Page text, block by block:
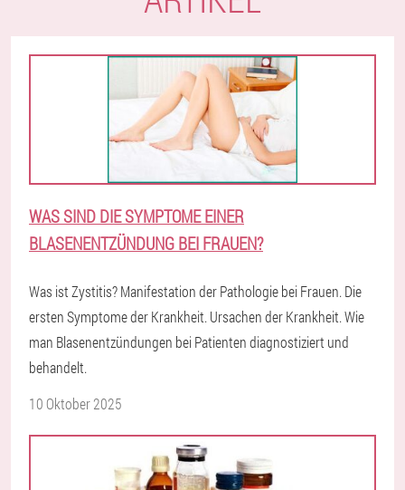
WAS SIND DIE SYMPTOME EINER
BLASENENTZÜNDUNG BEI FRAUEN?
Was ist Zystitis? Manifestation der Pathologie bei Frauen. Die
ersten Symptome der Krankheit. Ursachen der Krankheit. Wie
man Blasenentzündungen bei Patienten diagnostiziert und
behandelt.
10 Oktober 2025